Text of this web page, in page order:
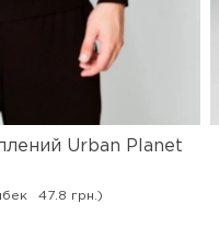
Urban Planet
47.8 грн.)